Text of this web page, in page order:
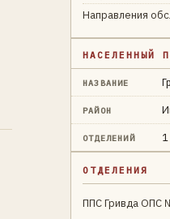
Направления
НАСЕЛЕННЫЙ
НАЗВАНИЕ
РАЙОН
ОТДЕЛЕНИЙ 1
ОТДЕЛЕНИЯ
ППС Гривда ОПС